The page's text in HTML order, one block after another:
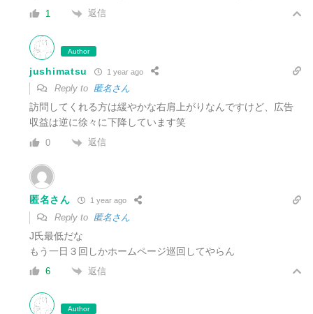
1 返信
Author
jushimatsu 1 year ago
Reply to 匿名さん
訪問してくれる方は緩やかな右肩上がりなんですけど、広告
収益は逆に徐々に下降しています笑
0 返信
匿名さん 1 year ago
Reply to 匿名さん
J氏最低だな
もう一日３回しかホームページ巡回してやらん
6 返信
Author